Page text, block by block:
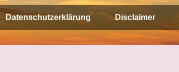
Datenschutzerklärung Disclaimer